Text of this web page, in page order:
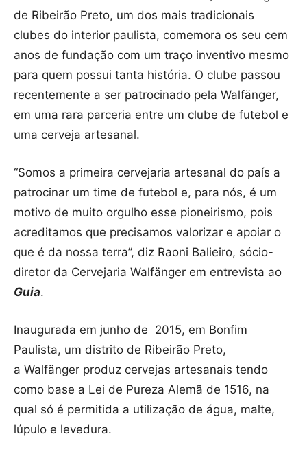
de Ribeirão Preto, um dos mais tradicionais
clubes do interior paulista, comemora os seu cem
anos de fundação com um traço inventivo mesmo
para quem possui tanta história. O clube passou
recentemente a ser patrocinado pela Walfänger,
em uma rara parceria entre um clube de futebol e
uma cerveja artesanal.
“Somos a primeira cervejaria artesanal do país a
patrocinar um time de futebol e, para nós, é um
motivo de muito orgulho esse pioneirismo, pois
acreditamos que precisamos valorizar e apoiar o
que é da nossa terra”, diz Raoni Balieiro, sócio-
diretor da Cervejaria Walfänger em entrevista ao
Guia.
Inaugurada em junho de 2015, em Bonfim
Paulista, um distrito de Ribeirão Preto,
a Walfänger produz cervejas artesanais tendo
como base a Lei de Pureza Alemã de 1516, na
qual só é permitida a utilização de água, malte,
lúpulo e levedura.